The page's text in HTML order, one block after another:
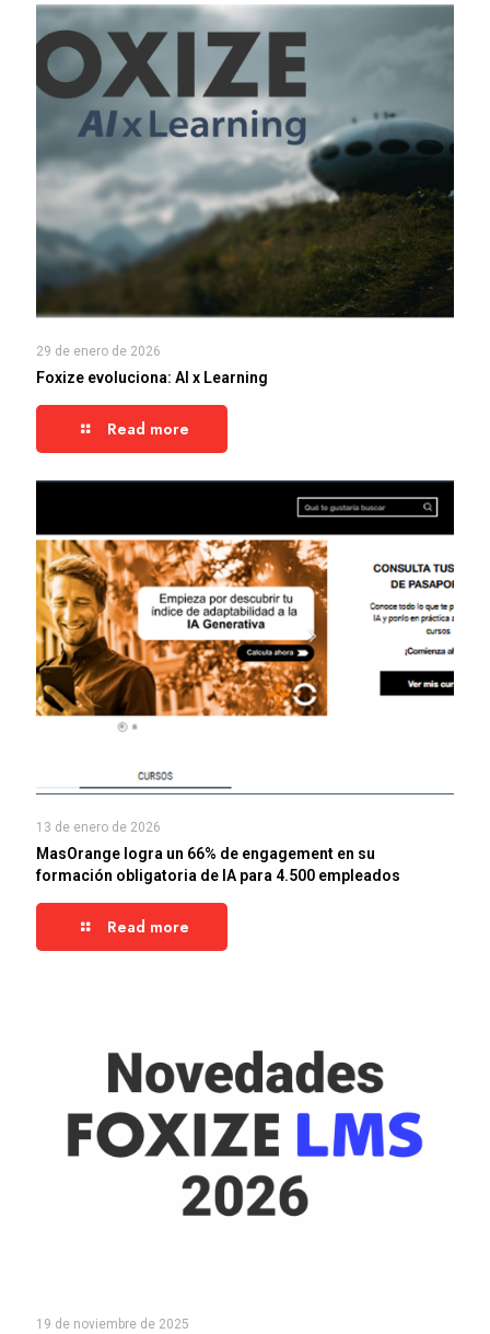
29 de enero de 2026
Foxize evoluciona: AI x Learning
Read more
13 de enero de 2026
MasOrange logra un 66% de engagement en su
formación obligatoria de IA para 4.500 empleados
Read more
19 de noviembre de 2025